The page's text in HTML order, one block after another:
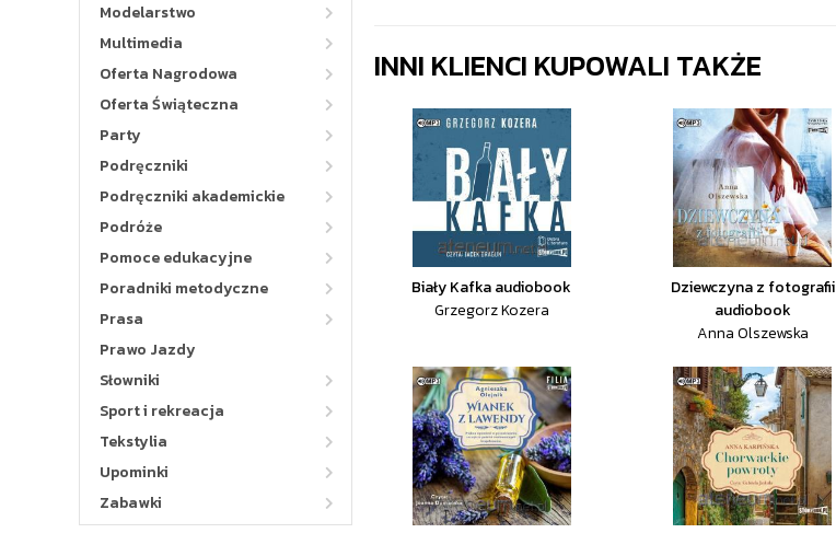
Modelarstwo
Multimedia
Oferta Nagrodowa
Oferta Świąteczna
Party
Podręczniki
Podręczniki akademickie
Podróże
Pomoce edukacyjne
Poradniki metodyczne
Prasa
Prawo Jazdy
Słowniki
Sport i rekreacja
Tekstylia
Upominki
Zabawki
INNI KLIENCI KUPOWALI TAKŻE
Biały Kafka audiobook
Grzegorz Kozera
Dziewczyna z fotografii
audiobook
Anna Olszewska